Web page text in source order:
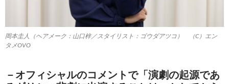
岡本圭人（ヘアメーク：山口梓／スタイリスト：ゴウダアツコ） （C）エン
タメOVO
－オフィシャルのコメントで「演劇の起源であ